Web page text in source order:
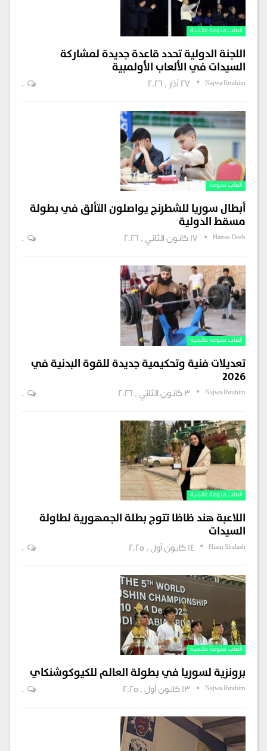
ألعاب منوعة عالمية
اللجنة الدولية تحدد قاعدة جديدة لمشاركة
السيدات في الألعاب الأولمبية
Najwa Ibrahim 27 آذار , 2026 0
ألعاب منوعة
أبطال سوريا للشطرنج يواصلون التألق في بطولة
مسقط الدولية
Hanaa Deeb 17 كانون الثاني , 2026 0
ألعاب منوعة عالمية
تعديلات فنية وتحكيمية جديدة للقوة البدنية في
2026
Najwa Ibrahim 3 كانون الثاني , 2026 0
ألعاب منوعة عالمية
اللاعبة هند ظاظا تتوج بطلة الجمهورية لطاولة
السيدات
Hiam Shalash 14 كانون أول , 2025 0
ألعاب منوعة عالمية
برونزية لسوريا في بطولة العالم للكيوكوشنكاي
Najwa Ibrahim 13 كانون أول , 2025 0